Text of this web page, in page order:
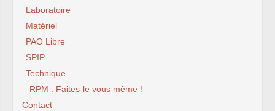
Laboratoire
Matériel
PAO Libre
SPIP
Technique
RPM : Faites-le vous même !
Contact